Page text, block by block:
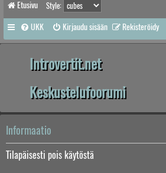
Etusivu Style:
UKK Kirjaudu sisään Rekisteröidy
Introvertit.net
Keskustelufoorumi
Informaatio
Tilapäisesti pois käytöstä